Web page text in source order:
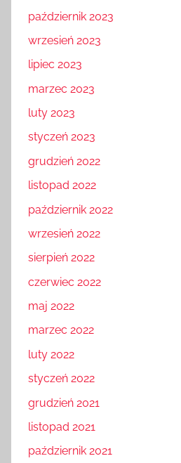
październik 2023
wrzesień 2023
lipiec 2023
marzec 2023
luty 2023
styczeń 2023
grudzień 2022
listopad 2022
październik 2022
wrzesień 2022
sierpień 2022
czerwiec 2022
maj 2022
marzec 2022
luty 2022
styczeń 2022
grudzień 2021
listopad 2021
październik 2021